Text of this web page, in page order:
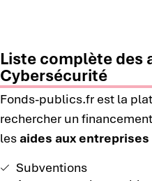
Liste complète des
Cybersécurité
Fonds-publics.fr est la
rechercher un
lesaides aux
Subventions